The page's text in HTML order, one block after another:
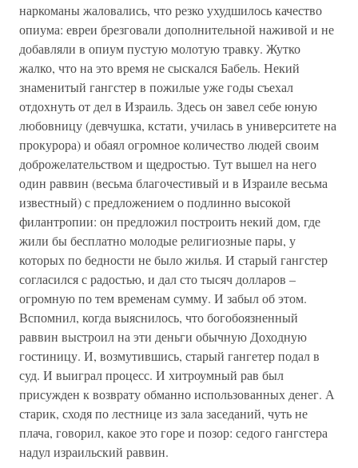
наркоманы жаловались, что резко ухудшилось качество
опиума: евреи брезговали дополнительной наживой и не
добавляли в опиум пустую молотую травку. Жутко
жалко, что на это время не сыскался Бабель. Некий
знаменитый гангстер в пожилые уже годы съехал
отдохнуть от дел в Израиль. Здесь он завел себе юную
любовницу (девчушка, кстати, училась в университете на
прокурора) и обаял огромное количество людей своим
доброжелательством и щедростью. Тут вышел на него
один раввин (весьма благочестивый и в Израиле весьма
известный) с предложением о подлинно высокой
филантропии: он предложил построить некий дом, где
жили бы бесплатно молодые религиозные пары, у
которых по бедности не было жилья. И старый гангстер
согласился с радостью, и дал сто тысяч долларов –
огромную по тем временам сумму. И забыл об этом.
Вспомнил, когда выяснилось, что богобоязненный
раввин выстроил на эти деньги обычную Доходную
гостиницу. И, возмутившись, старый гангетер подал в
суд. И выиграл процесс. И хитроумный рав был
присужден к возврату обманно использованных денег. А
старик, сходя по лестнице из зала заседаний, чуть не
плача, говорил, какое это горе и позор: седого гангстера
надул израильский раввин.